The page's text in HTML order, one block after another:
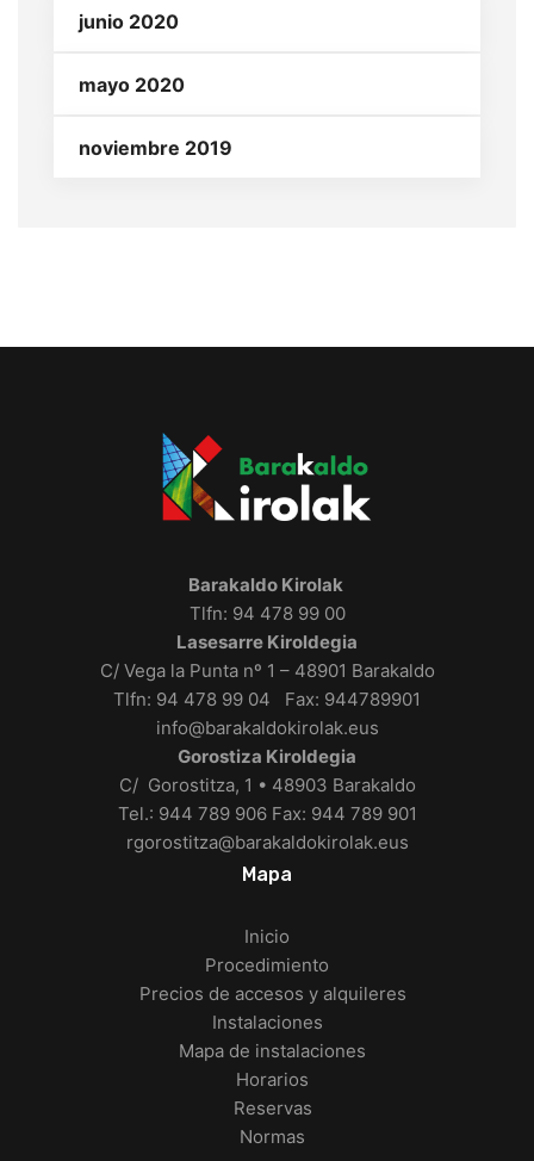
junio 2020
mayo 2020
noviembre 2019
Barakaldo Kirolak
Tlfn: 94 478 99 00
Lasesarre Kiroldegia
C/ Vega la Punta nº 1 – 48901 Barakaldo
Tlfn: 94 478 99 04 Fax: 944789901
info@barakaldokirolak.eus
Gorostiza Kiroldegia
C/ Gorostitza, 1 • 48903 Barakaldo
Tel.: 944 789 906 Fax: 944 789 901
rgorostitza@barakaldokirolak.eus
Mapa
Inicio
Procedimiento
Precios de accesos y alquileres
Instalaciones
Mapa de instalaciones
Horarios
Reservas
Normas